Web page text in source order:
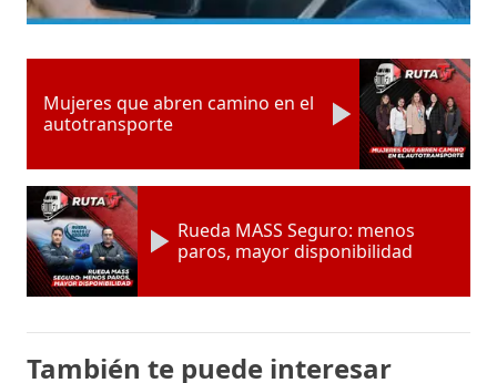
Mujeres que abren camino en el
autotransporte
Rueda MASS Seguro: menos
paros, mayor disponibilidad
También te puede interesar